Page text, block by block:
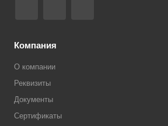
Компания
О компании
Реквизиты
Документы
Сертификаты